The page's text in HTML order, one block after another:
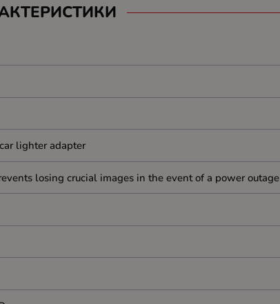
lighter adapter
losing crucial images in the event of a power outage